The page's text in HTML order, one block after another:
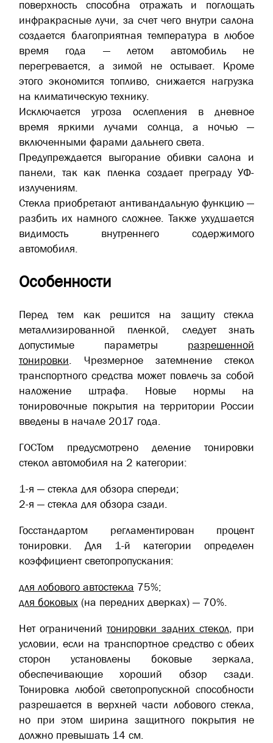
поверхность способна отражать и поглощать
инфракрасные лучи, за счет чего внутри салона
создается благоприятная температура в любое
время года — летом автомобиль не
перегревается, а зимой не остывает. Кроме
этого экономится топливо, снижается нагрузка
на климатическую технику.
Исключается угроза ослепления в дневное
время яркими лучами солнца, а ночью —
включенными фарами дальнего света.
Предупреждается выгорание обивки салона и
панели, так как пленка создает преграду УФ-
излучениям.
Стекла приобретают антивандальную функцию —
разбить их намного сложнее. Также ухудшается
видимость внутреннего содержимого
автомобиля.
Особенности
Перед тем как решится на защиту стекла
металлизированной пленкой, следует знать
допустимые параметры разрешенной
тонировки. Чрезмерное затемнение стекол
транспортного средства может повлечь за собой
наложение штрафа. Новые нормы на
тонировочные покрытия на территории России
введены в начале 2017 года.
ГОСТом предусмотрено деление тонировки
стекол автомобиля на 2 категории:
1-я — стекла для обзора спереди;
2-я — стекла для обзора сзади.
Госстандартом регламентирован процент
тонировки. Для 1-й категории определен
коэффициент светопропускания:
для лобового автостекла 75%;
для боковых (на передних дверках) — 70%.
Нет ограниченийтонировки задних стекол, при
условии, если на транспортное средство с обеих
сторон установлены боковые зеркала,
обеспечивающие хороший обзор сзади.
Тонировка любой светопропускной способности
разрешается в верхней части лобового стекла,
но при этом ширина защитного покрытия не
должно превышать 14 см.